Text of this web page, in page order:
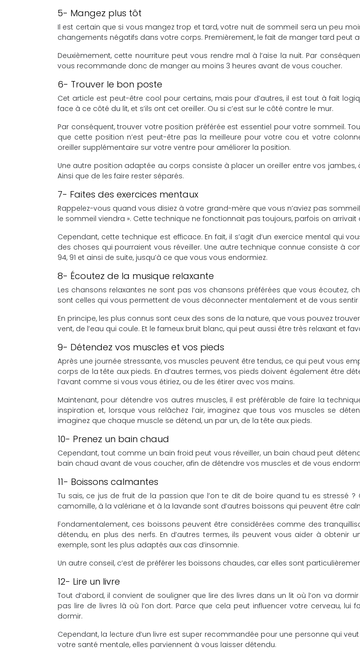
5- Mangez plus tôt
Il est certain que si vous mangez trop et tard, votre nuit de sommeil sera un peu
changements négatifs dans votre corps. Premièrement, le fait de manger tard peut
Deuxièmement, cette nourriture peut vous rendre mal à l’aise la nuit. Par
vous recommande donc de manger au moins 3 heures avant de vous coucher.
6- Trouver le bon poste
Cet article est peut-être cool pour certains, mais pour d’autres, il est tout à fait
face à ce côté du lit, et s’ils ont cet oreiller. Ou si c’est sur le côté contre le mur.
Par conséquent, trouver votre position préférée est essentiel pour votre sommeil.
que cette position n’est peut-être pas la meilleure pour votre cou et votre
oreiller supplémentaire sur votre ventre pour améliorer la position.
Une autre position adaptée au corps consiste à placer un oreiller entre vos
Ainsi que de les faire rester séparés.
7- Faites des exercices mentaux
Rappelez-vous quand vous disiez à votre grand-mère que vous n’aviez pas
le sommeil viendra ». Cette technique ne fonctionnait pas toujours, parfois on
Cependant, cette technique est efficace. En fait, il s’agit d’un exercice mental qui
des choses qui pourraient vous réveiller. Une autre technique connue consiste à
94, 91 et ainsi de suite, jusqu’à ce que vous vous endormiez.
8- Écoutez de la musique relaxante
Les chansons relaxantes ne sont pas vos chansons préférées que vous écoutez,
sont celles qui vous permettent de vous déconnecter mentalement et de vous
En principe, les plus connus sont ceux des sons de la nature, que vous pouvez
vent, de l’eau qui coule. Et le fameux bruit blanc, qui peut aussi être très relaxant et
9- Détendez vos muscles et vos pieds
Après une journée stressante, vos muscles peuvent être tendus, ce qui peut vous
corps de la tête aux pieds. En d’autres termes, vos pieds doivent également être
l’avant comme si vous vous étiriez, ou de les étirer avec vos mains.
Maintenant, pour détendre vos autres muscles, il est préférable de faire la
inspiration et, lorsque vous relâchez l’air, imaginez que tous vos muscles se
imaginez que chaque muscle se détend, un par un, de la tête aux pieds.
10- Prenez un bain chaud
Cependant, tout comme un bain froid peut vous réveiller, un bain chaud peut
bain chaud avant de vous coucher, afin de détendre vos muscles et de vous
11- Boissons calmantes
Tu sais, ce jus de fruit de la passion que l’on te dit de boire quand tu es stressé ?
camomille, à la valériane et à la lavande sont d’autres boissons qui peuvent être
Fondamentalement, ces boissons peuvent être considérées comme des
détendu, en plus des nerfs. En d’autres termes, ils peuvent vous aider à
exemple, sont les plus adaptés aux cas d’insomnie.
Un autre conseil, c’est de préférer les boissons chaudes, car elles sont
12- Lire un livre
Tout d’abord, il convient de souligner que lire des livres dans un lit où l’on va
pas lire de livres là où l’on dort. Parce que cela peut influencer votre cerveau,
dormir.
Cependant, la lecture d’un livre est super recommandée pour une personne qui
votre santé mentale, elles parviennent à vous laisser détendu.